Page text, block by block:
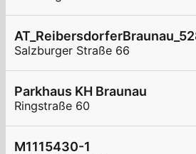
Salzburger Straße 66
Parkhaus KH Braunau
Ringstraße 60
M1115430-1